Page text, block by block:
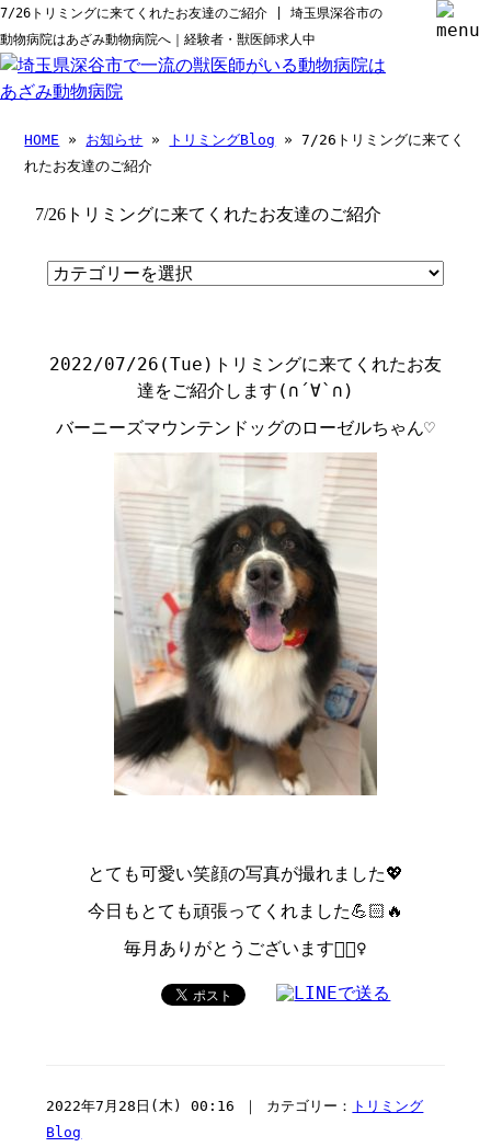
7/26トリミングに来てくれたお友達のご紹介 | 埼玉県深谷市の
動物病院はあざみ動物病院へ｜経験者・獣医師求人中
HOME » お知らせ » トリミングBlog » 7/26トリミングに来てく
れたお友達のご紹介
7/26トリミングに来てくれたお友達のご紹介
2022/07/26(Tue) トリミングに来てくれたお友
達をご紹介します ( ∩ ´∀` ∩ )
バーニーズマウンテンドッグのローゼルちゃん♡
とても可愛い笑顔の写真が撮れました💖
今日もとても頑張ってくれました💪🏻🔥
毎月ありがとうございます🙇🏻‍♀️
2022年7月28日(木) 00:16 ｜ カテゴリー： トリミング
Blog